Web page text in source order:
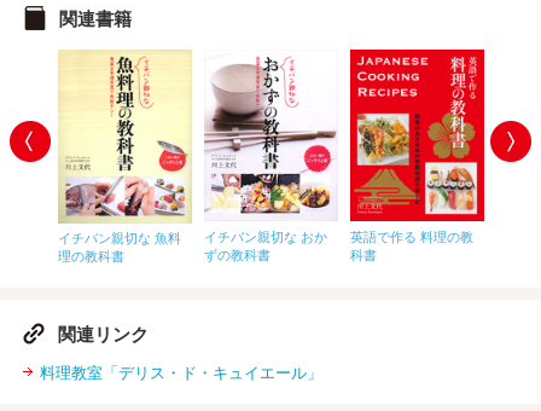
関連書籍
イチバン親切な 魚料
理の教科書
イチバン親切な おか
ずの教科書
英語で作る 料理の教
科書
関連リンク
料理教室「デリス・ド・キュイエール」